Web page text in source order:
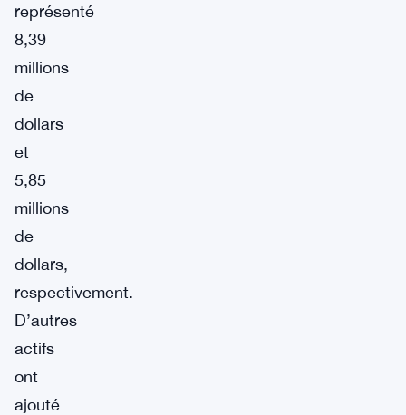
représenté
8,39
millions
de
dollars
et
5,85
millions
de
dollars,
respectivement.
D’autres
actifs
ont
ajouté